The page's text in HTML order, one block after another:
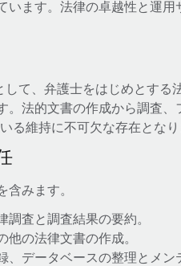
います。法律の卓越性と運
て、弁護士をはじめとす
。法的文書の作成から調査
る維持に不可欠な存在となり
みます。
査と調査結果の要約。
の法律文書の作成。
、データベースの整理とメン